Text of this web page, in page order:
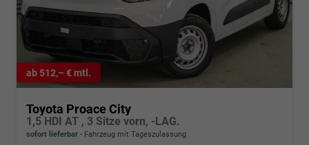
ab 512,– € mtl.
Toyota Proace City
1,5 HDI AT , 3 Sitze vorn, -LAG.
sofort lieferbar Fahrzeug mit Tageszulassung